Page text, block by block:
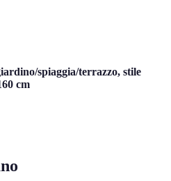
spiaggia/terrazzo, stile
cm